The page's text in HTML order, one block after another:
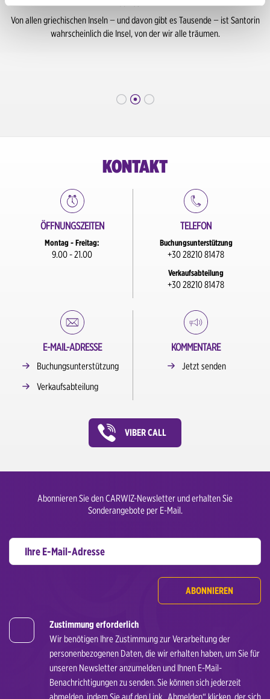
Von allen griechischen Inseln − und davon gibt es Tausende − ist Santorin
wahrscheinlich die Insel, von der wir alle träumen.
KONTAKT
ÖFFNUNGSZEITEN
Montag - Freitag:
9.00 - 21.00
TELEFON
Buchungsunterstützung
+30 28210 81478
Verkaufsabteilung
+30 28210 81478
E-MAIL-ADRESSE
Buchungsunterstützung
Verkaufsabteilung
KOMMENTARE
Jetzt senden
VIBER CALL
Abonnieren Sie den CARWIZ-Newsletter und erhalten Sie
Sonderangebote per E-Mail.
ABONNIEREN
Zustimmung erforderlich
Wir benötigen Ihre Zustimmung zur Verarbeitung der
personenbezogenen Daten, die wir erhalten haben, um Sie für
unseren Newsletter anzumelden und Ihnen E-Mail-
Benachrichtigungen zu senden. Sie können sich jederzeit